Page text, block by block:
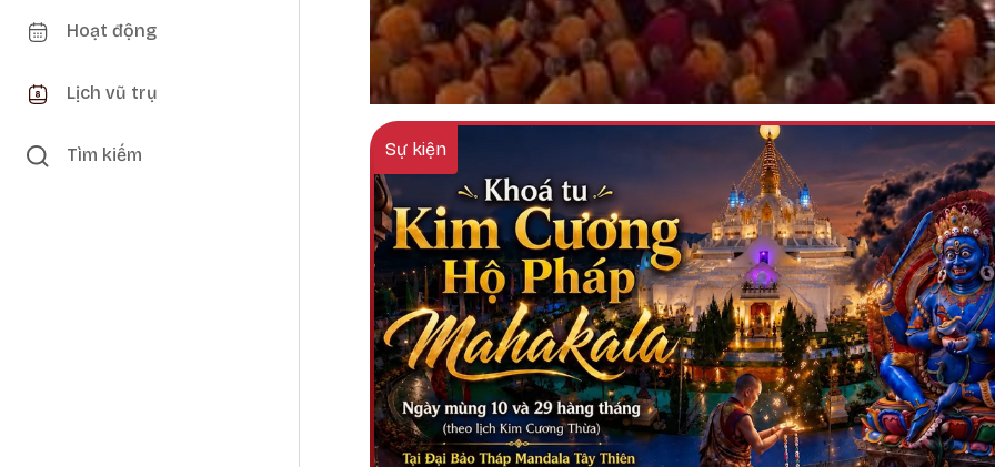
Hoạt động
Lịch vũ trụ
Tìm kiếm Sự kiện